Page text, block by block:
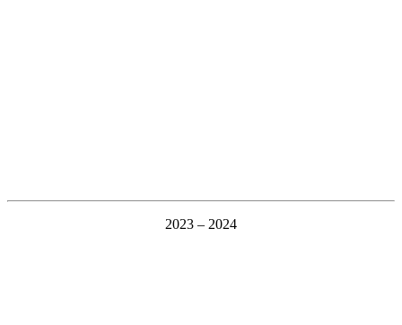
2023 – 2024